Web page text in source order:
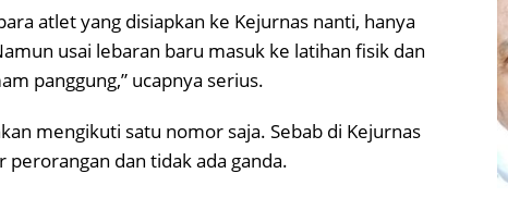
atlet yang disiapkan ke Kejurnas nanti, hanya
usai lebaran baru masuk ke latihan fisik dan
panggung,” ucapnya serius.
mengikuti satu nomor saja. Sebab di Kejurnas
dan tidak ada ganda.